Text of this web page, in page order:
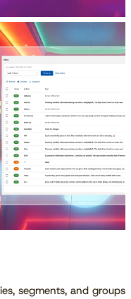
segments, and groups